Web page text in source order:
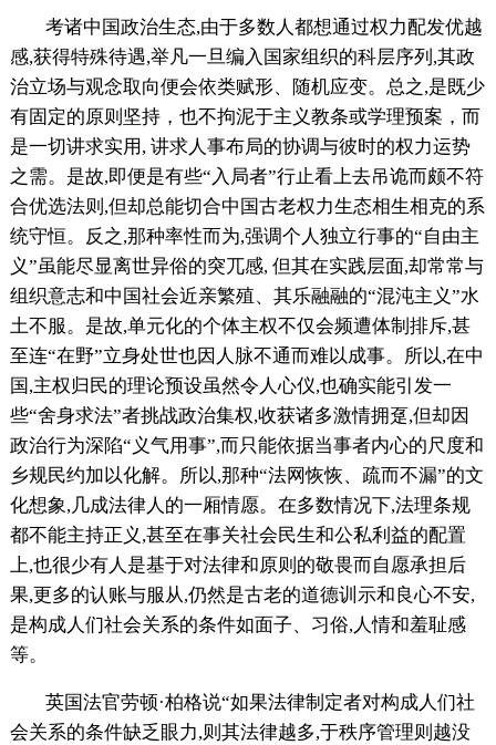
考诸中国政治生态,由于多数人都想通过权力配发优越
感,获得特殊待遇,举凡一旦编入国家组织的科层序列,其政
治立场与观念取向便会依类赋形、随机应变。总之,是既少
有固定的原则坚持，也不拘泥于主义教条或学理预案，而
是一切讲求实用, 讲求人事布局的协调与彼时的权力运势
之需。是故,即便是有些“入局者”行止看上去吊诡而颇不符
合优选法则,但却总能切合中国古老权力生态相生相克的系
统守恒。反之,那种率性而为,强调个人独立行事的“自由主
义”虽能尽显离世异俗的突兀感, 但其在实践层面,却常常与
组织意志和中国社会近亲繁殖、其乐融融的“混沌主义”水
土不服。是故,单元化的个体主权不仅会频遭体制排斥,甚
至连“在野”立身处世也因人脉不通而难以成事。所以,在中
国,主权归民的理论预设虽然令人心仪,也确实能引发一
些“舍身求法”者挑战政治集权,收获诸多激情拥趸,但却因
政治行为深陷“义气用事”,而只能依据当事者内心的尺度和
乡规民约加以化解。所以,那种“法网恢恢、疏而不漏”的文
化想象,几成法律人的一厢情愿。在多数情况下,法理条规
都不能主持正义,甚至在事关社会民生和公私利益的配置
上,也很少有人是基于对法律和原则的敬畏而自愿承担后
果,更多的认账与服从,仍然是古老的道德训示和良心不安,
是构成人们社会关系的条件如面子、习俗,人情和羞耻感
等。
英国法官劳顿·柏格说“如果法律制定者对构成人们社
会关系的条件缺乏眼力,则其法律越多,于秩序管理则越没